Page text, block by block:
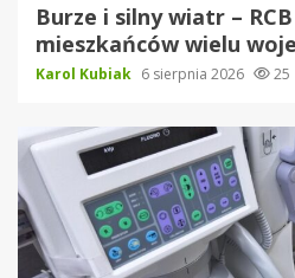
Burze i silny wiatr –
mieszkańców wielu
Karol Kubiak 6 sierpnia 2026 25